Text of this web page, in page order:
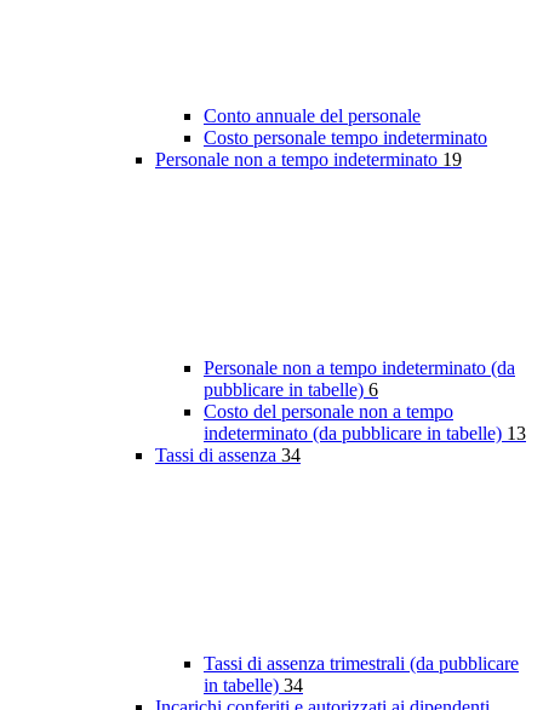
Conto annuale del personale
Costo personale tempo indeterminato
Personale non a tempo indeterminato 19
Personale non a tempo indeterminato (da
pubblicare in tabelle) 6
Costo del personale non a tempo
indeterminato (da pubblicare in tabelle) 13
Tassi di assenza 34
Tassi di assenza trimestrali (da pubblicare
in tabelle) 34